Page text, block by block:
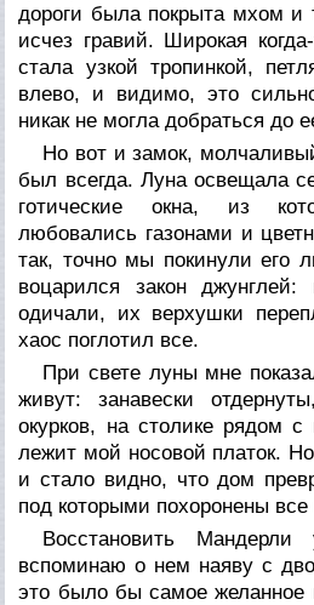
дороги была покрыта мхом и
исчез гравий. Широкая
стала узкой тропинкой,
влево, и видимо, это
никак не могла добраться до
Но вот и замок,
был всегда. Луна освещала
готические окна, из
любовались газонами и
так, точно мы покинули его
воцарился закон джунглей:
одичали, их верхушки
хаос поглотил все.
При свете луны мне
живут: занавески
окурков, на столике рядом
лежит мой носовой платок.
и стало видно, что дом
под которыми похоронены
Восстановить
вспоминаю о нем наяву с
это было бы самое желанное